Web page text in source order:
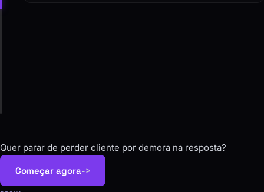
Quer parar de perder cliente por demora na resposta?
Começar agora->